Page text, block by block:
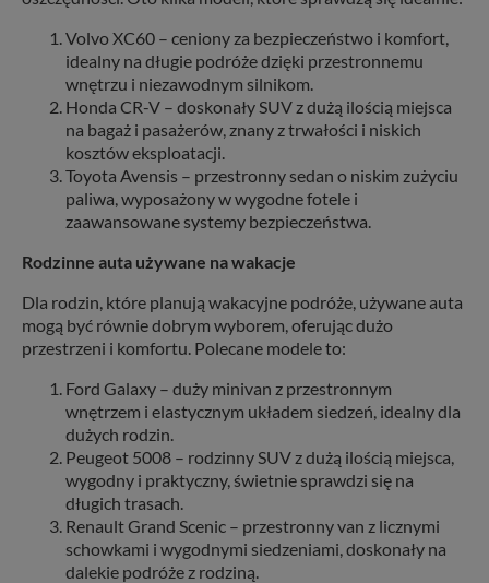
Volvo XC60 – ceniony za bezpieczeństwo i komfort,
idealny na długie podróże dzięki przestronnemu
wnętrzu i niezawodnym silnikom.
Honda CR-V – doskonały SUV z dużą ilością miejsca
na bagaż i pasażerów, znany z trwałości i niskich
kosztów eksploatacji.
Toyota Avensis – przestronny sedan o niskim zużyciu
paliwa, wyposażony w wygodne fotele i
zaawansowane systemy bezpieczeństwa.
Rodzinne auta używane na wakacje
Dla rodzin, które planują wakacyjne podróże, używane auta
mogą być równie dobrym wyborem, oferując dużo
przestrzeni i komfortu. Polecane modele to:
Ford Galaxy – duży minivan z przestronnym
wnętrzem i elastycznym układem siedzeń, idealny dla
dużych rodzin.
Peugeot 5008 – rodzinny SUV z dużą ilością miejsca,
wygodny i praktyczny, świetnie sprawdzi się na
długich trasach.
Renault Grand Scenic – przestronny van z licznymi
schowkami i wygodnymi siedzeniami, doskonały na
dalekie podróże z rodziną.